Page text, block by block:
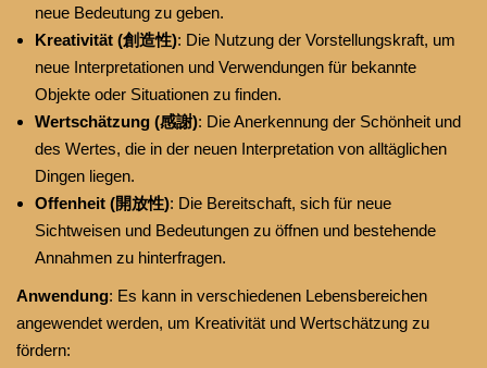
neue Bedeutung zu geben.
Kreativität (創造性): Die Nutzung der Vorstellungskraft, um
neue Interpretationen und Verwendungen für bekannte
Objekte oder Situationen zu finden.
Wertschätzung (感謝): Die Anerkennung der Schönheit und
des Wertes, die in der neuen Interpretation von alltäglichen
Dingen liegen.
Offenheit (開放性): Die Bereitschaft, sich für neue
Sichtweisen und Bedeutungen zu öffnen und bestehende
Annahmen zu hinterfragen.
Anwendung: Es kann in verschiedenen Lebensbereichen
angewendet werden, um Kreativität und Wertschätzung zu
fördern: